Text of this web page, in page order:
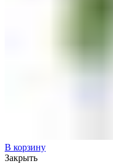
В корзину
Закрыть